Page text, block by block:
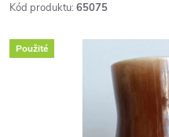
Kód produktu: 65075
Použité